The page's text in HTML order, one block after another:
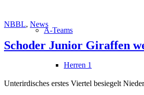
A-Teams
Herren 1
NBBL, News
Schoder Junior Giraffen
Unterirdisches erstes Viertel besiegelt